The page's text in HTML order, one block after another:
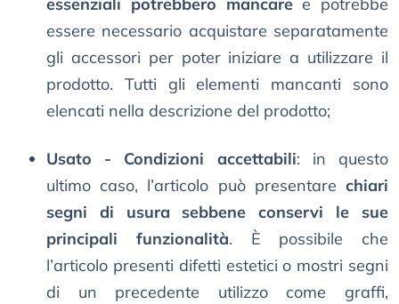
essenziali potrebbero mancaree potrebbe
essere necessario acquistare separatamente
gli accessori per poter iniziare a utilizzare il
prodotto. Tutti gli elementi mancanti sono
elencati nella descrizione del prodotto;
Usato - Condizioni accettabili: in questo
ultimo caso, l’articolo può presentare chiari
segni di usura sebbene conservi le sue
principali funzionalità. È possibile che
l’articolo presenti difetti estetici o mostri segni
di un precedente utilizzo come graffi,